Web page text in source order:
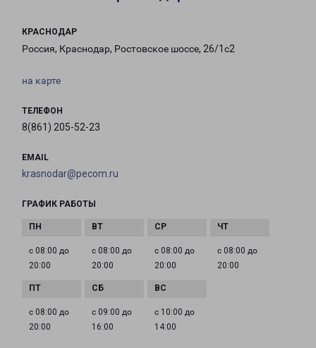
КРАСНОДАР
Россия, Краснодар, Ростовское шоссе, 26/1с2
на карте
ТЕЛЕФОН
8(861) 205-52-23
EMAIL
krasnodar@pecom.ru
ГРАФИК РАБОТЫ
с 08:00 до
20:00
с 08:00 до
20:00
с 08:00 до
20:00
с 08:00 до
20:00
с 08:00 до
20:00
с 09:00 до
16:00
с 10:00 до
14:00